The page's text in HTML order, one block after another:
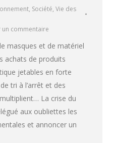
, Société, Vie des
un commentaire
masques et de matériel
achats de produits
jetables en forte
tri à l’arrêt et des
La crise du
aux oubliettes les
et annoncer un